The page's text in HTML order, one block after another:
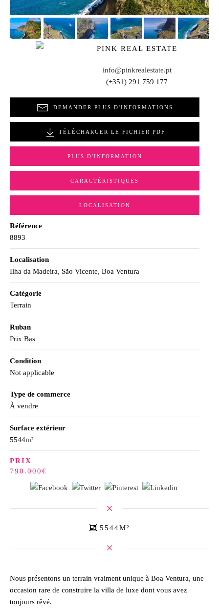
PINK REAL ESTATE
info@pinkrealestate.pt
(+351) 291 759 177
DEMANDER PLUS D'INFORMATIONS
TÉLÉCHARGER LE FICHIER PDF
PLUS D'INFORMATION
CARACTÉRISTIQUES
LOCALISATION
Référence
8893
Localisation
Ilha da Madeira, São Vicente, Boa Ventura
Catégorie
Terrain
Ruban
Prix Bas
Condition
Not applicable
Type de commerce
À vendre
Surface extérieur
5544m²
PRIX
790.000€
5544M²
Nous présentons un terrain vraiment unique à Boa Ventura, une
occasion rare de construire la villa de luxe dont vous avez
toujours rêvé.